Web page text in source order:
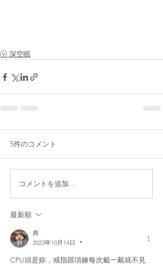
ⓥ 深空眠
5件のコメント
コメントを追加…
最新順
典
2023年10月14日
•
CPU頭是妳，戒指跟項鍊每次戴一戴就不見